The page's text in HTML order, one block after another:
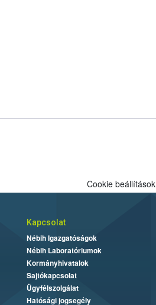
Cookie beállítások
Kapcsolat
Nébih Igazgatóságok
Nébih Laboratóriumok
Kormányhivatalok
Sajtókapcsolat
Ügyfélszolgálat
Hatósági jogsegély